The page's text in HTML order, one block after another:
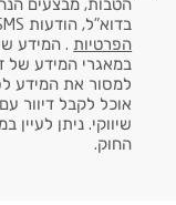
הטבות, מבצעים
בדוא"ל, הודעות SMS, חיוג אוטומטי ועוד, בהתאם
הפרטיות . המידע
במאגרי המידע של
למסור את המידע
אוכל לקבל דיוור
שיווקי. ניתן
החוק.